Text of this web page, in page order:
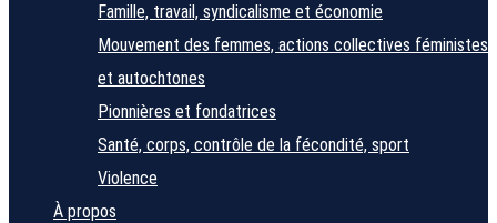
Famille, travail, syndicalisme et économie
Mouvement des femmes, actions collectives féministes
et autochtones
Pionnières et fondatrices
Santé, corps, contrôle de la fécondité, sport
Violence
À propos